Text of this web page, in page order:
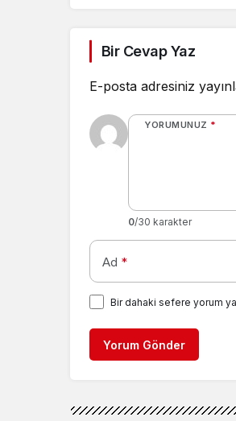
Bir Cevap Yaz
E-posta adresiniz
YORUMUNUZ *
0/30 karakter
Ad *
Bir dahaki sefere yorum
Yorum Gönder